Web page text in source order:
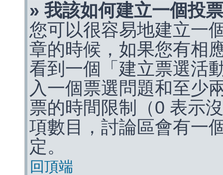
» 我該如何建立一個投
您可以很容易地建立一
章的時候，如果您有相
看到一個「建立票選活
入一個票選問題和至少
票的時間限制（0 表示
項數目，討論區會有一
定。
回頂端